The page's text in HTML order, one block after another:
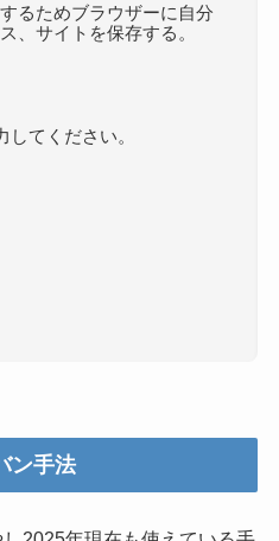
るためブラウザーに自分
、サイトを保存する。
てください。
ン手法